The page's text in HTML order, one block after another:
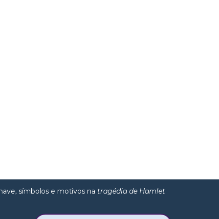
símbolos e motivos na tragédia de Hamlet